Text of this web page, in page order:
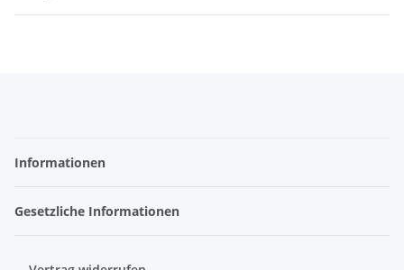
Informationen
Gesetzliche Informationen